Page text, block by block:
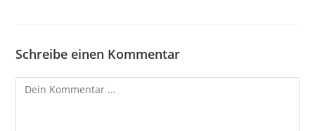
Schreibe einen Kommentar
Kommentieren